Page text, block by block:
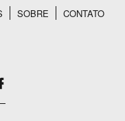
SOBRE CONTATO